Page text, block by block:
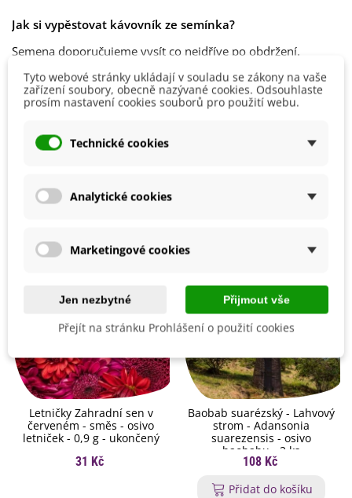
Jak si vypěstovat kávovník ze semínka?
Semena doporučujeme vysít co nejdříve po obdržení.
Vyséváme dosubstrátu, do hloubky0,5–1 cm. Semínka
klíčí8–10 týdnů nebo déle při teplotě 20–25 °C.
slunci. Pravidelně zaléváme a
růstu a tvorby plodů.
15 do 20 °C a omezíme zálivku
pod 12 °C, jinak nám kávovník uhyne.
Číst více
Detaily produktu
Letničky Zahradní sen v
červeném - směs - osivo
letniček - 0,9 g - ukončený
31 Kč
Baobab suarézský - Lahvový
strom - Adansonia
suarezensis - osivo
baobabu - 2 ks
108 Kč
Přidat do košíku
Tyto webové stránky ukládají v souladu se zákony na vaše
zařízení soubory, obecně nazývané cookies. Odsouhlaste
prosím nastavení cookies souborů pro použití webu.
Technické cookies
Analytické cookies
Marketingové cookies
Jen nezbytné Přijmout vše
Přejít na stránku Prohlášení o použití cookies